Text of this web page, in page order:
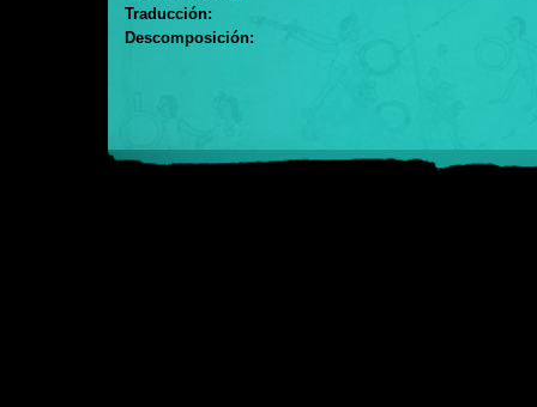
Traducción:
Descomposición: